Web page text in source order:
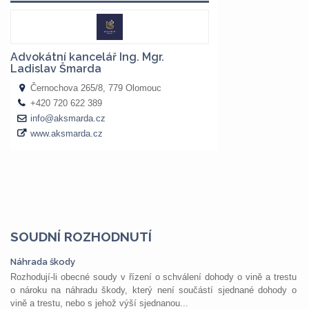
SOUDNÍ ROZHODNUTÍ
Náhrada škody
Rozhodují-li obecné soudy v řízení o schválení dohody o vině a trestu
o nároku na náhradu škody, který není součástí sjednané dohody o
vině a trestu, nebo s jehož výší sjednanou...